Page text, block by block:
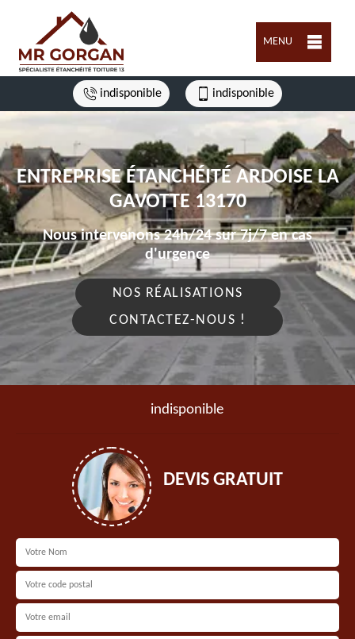
MENU
indisponible indisponible
ENTREPRISE ÉTANCHÉITÉ ARDOISE LA
GAVOTTE 13170
Nous intervenons 24h/24 sur 7j/7 en cas
d'urgence
NOS RÉALISATIONS
CONTACTEZ-NOUS !
indisponible
DEVIS GRATUIT